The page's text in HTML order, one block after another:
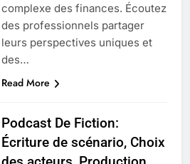
complexe des finances. Écoutez
des professionnels partager
leurs perspectives uniques et
des…
Read More
Podcast De Fiction:
Écriture de scénario, Choix